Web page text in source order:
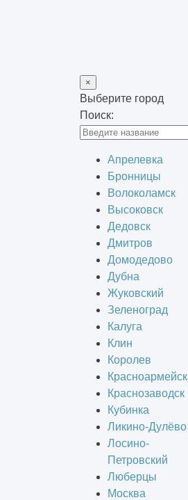
×
Выберите город
Поиск:
Апрелевка
Бронницы
Волоколамск
Высоковск
Дедовск
Дмитров
Домодедово
Дубна
Жуковский
Зеленоград
Калуга
Клин
Королев
Красноармейск
Краснозаводск
Кубинка
Ликино-Дулёво
Лосино-
Петровский
Люберцы
Москва